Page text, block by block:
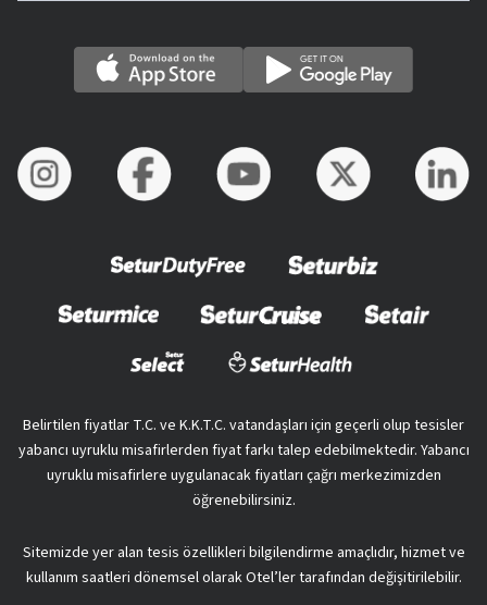
Belirtilen fiyatlar T.C. ve K.K.T.C. vatandaşları için geçerli olup tesisler
yabancı uyruklu misafirlerden fiyat farkı talep edebilmektedir. Yabancı
uyruklu misafirlere uygulanacak fiyatları çağrı merkezimizden
öğrenebilirsiniz.
Sitemizde yer alan tesis özellikleri bilgilendirme amaçlıdır, hizmet ve
kullanım saatleri dönemsel olarak Otel’ler tarafından değişitirilebilir.